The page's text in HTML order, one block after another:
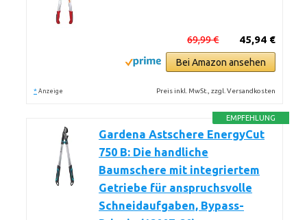
45,94 €
69,99 €
Bei Amazon ansehen
* Anzeige Preis inkl. MwSt., zzgl. Versandkosten
EMPFEHLUNG
Gardena Astschere EnergyCut
750 B: Die handliche
Baumschere mit integriertem
Getriebe für anspruchsvolle
Schneidaufgaben, Bypass-